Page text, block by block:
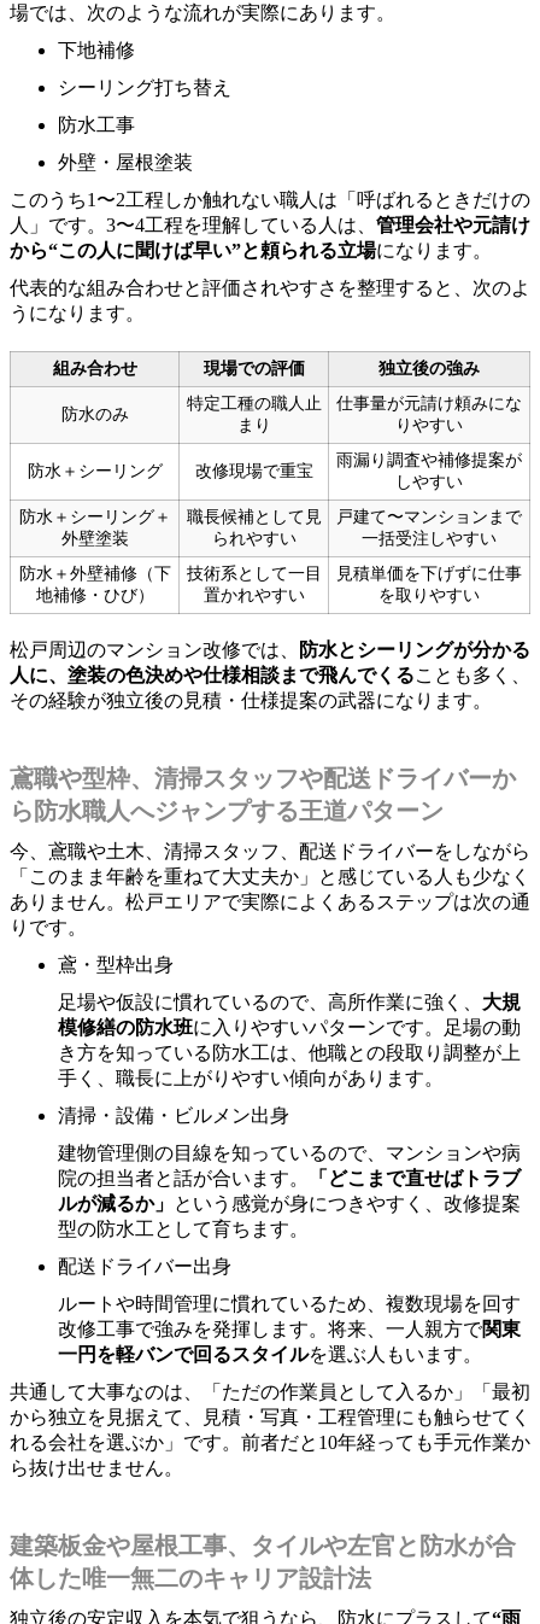
場では、次のような流れが実際にあります。
下地補修
シーリング打ち替え
防水工事
外壁・屋根塗装
このうち1〜2工程しか触れない職人は「呼ばれるときだけの
人」です。3〜4工程を理解している人は、 管理会社や元請け
から“この人に聞けば早い”と頼られる立場になります。
代表的な組み合わせと評価されやすさを整理すると、次のよ
うになります。
組み合わせ 現場での評価 独立後の強み
防水のみ
特定工種の職人止
まり
仕事量が元請け頼みにな
りやすい
防水＋シーリング 改修現場で重宝
雨漏り調査や補修提案が
しやすい
防水＋シーリング＋
外壁塗装
職長候補として見
られやすい
戸建て〜マンションまで
一括受注しやすい
防水＋外壁補修（下
地補修・ひび）
技術系として一目
置かれやすい
見積単価を下げずに仕事
を取りやすい
松戸周辺のマンション改修では、
防水とシーリングが分かる
人に、塗装の色決めや仕様相談まで飛んでくることも多く、
その経験が独立後の見積・仕様提案の武器になります。
鳶職や型枠、清掃スタッフや配送ドライバーか
ら防水職人へジャンプする王道パターン
今、鳶職や土木、清掃スタッフ、配送ドライバーをしながら
「このまま年齢を重ねて大丈夫か」と感じている人も少なく
ありません。松戸エリアで実際によくあるステップは次の通
りです。
鳶・型枠出身
足場や仮設に慣れているので、高所作業に強く、 大規
模修繕の防水班に入りやすいパターンです。足場の動
き方を知っている防水工は、他職との段取り調整が上
手く、職長に上がりやすい傾向があります。
清掃・設備・ビルメン出身
建物管理側の目線を知っているので、マンションや病
院の担当者と話が合います。
「どこまで直せばトラブ
ルが減るか」 という感覚が身につきやすく、改修提案
型の防水工として育ちます。
配送ドライバー出身
ルートや時間管理に慣れているため、複数現場を回す
改修工事で強みを発揮します。将来、一人親方で関東
一円を軽バンで回るスタイルを選ぶ人もいます。
共通して大事なのは、「ただの作業員として入るか」「最初
から独立を見据えて、見積・写真・工程管理にも触らせてく
れる会社を選ぶか」です。前者だと10年経っても手元作業か
ら抜け出せません。
建築板金や屋根工事、タイルや左官と防水が合
体した唯一無二のキャリア設計法
独立後の安定収入を本気で狙うなら、防水にプラスして“雨